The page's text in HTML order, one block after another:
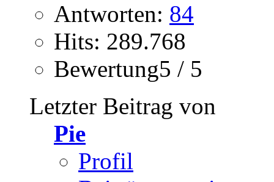
Antworten: 84
Hits: 289.768
Bewertung5 / 5
Letzter Beitrag von
Pie
Profil